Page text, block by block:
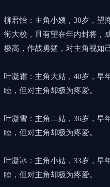
柳君怡：主角小姨，30岁，望
衔大校，且有望在年内封将，
极高，作战勇猛，对主角视如
叶凝霜：主角大姑，40岁，早
睦，但对主角却极为疼爱。
叶凝雪：主角二姑，36岁，早
睦，但对主角却极为疼爱。
叶凝冰：主角小姑，33岁，早
睦，但对主角却极为疼爱。